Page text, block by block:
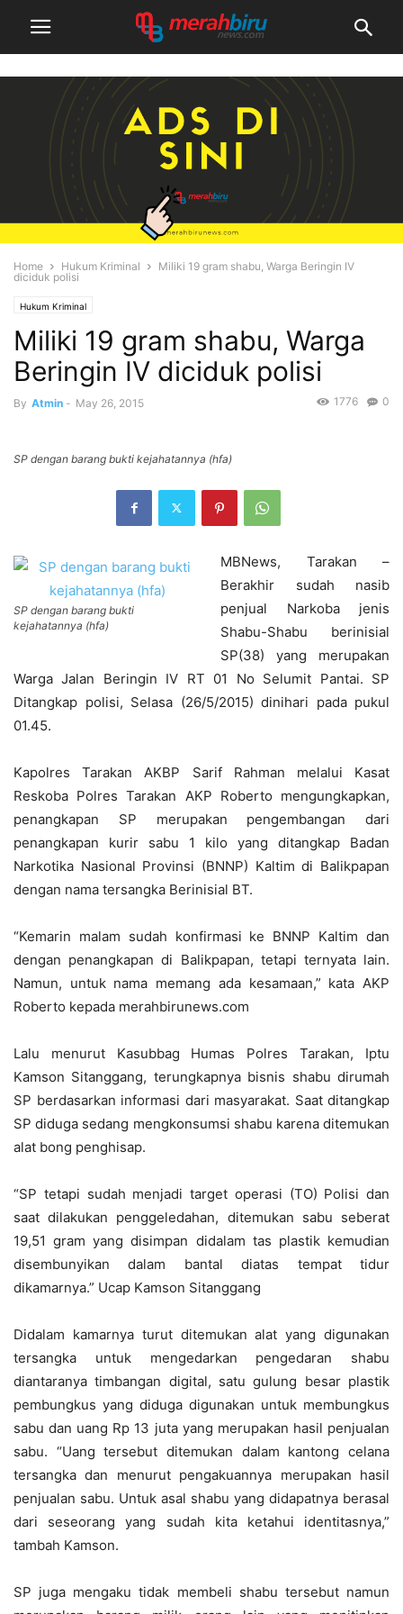
Home Hukum Kriminal
Miliki 19 gram shabu, Warga Beringin IV
diciduk polisi
Hukum Kriminal
Miliki 19 gram shabu, Warga
Beringin IV diciduk polisi
By Atmin - May 26, 2015 0
1776
SP dengan barang bukti kejahatannya (hfa)
SP dengan barang bukti
kejahatannya (hfa)
MBNews, Tarakan –
Berakhir sudah nasib
penjual Narkoba jenis
Shabu-Shabu berinisial
SP(38) yang merupakan
Warga Jalan Beringin IV RT 01 No Selumit Pantai. SP
Ditangkap polisi, Selasa (26/5/2015) dinihari pada pukul
01.45.
Kapolres Tarakan AKBP Sarif Rahman melalui Kasat
Reskoba Polres Tarakan AKP Roberto mengungkapkan,
penangkapan SP merupakan pengembangan dari
penangkapan kurir sabu 1 kilo yang ditangkap Badan
Narkotika Nasional Provinsi (BNNP) Kaltim di Balikpapan
dengan nama tersangka Berinisial BT.
“Kemarin malam sudah konfirmasi ke BNNP Kaltim dan
dengan penangkapan di Balikpapan, tetapi ternyata lain.
Namun, untuk nama memang ada kesamaan,” kata AKP
Roberto kepada merahbirunews.com
Lalu menurut Kasubbag Humas Polres Tarakan, Iptu
Kamson Sitanggang, terungkapnya bisnis shabu dirumah
SP berdasarkan informasi dari masyarakat. Saat ditangkap
SP diduga sedang mengkonsumsi shabu karena ditemukan
alat bong penghisap.
“SP tetapi sudah menjadi target operasi (TO) Polisi dan
saat dilakukan penggeledahan, ditemukan sabu seberat
19,51 gram yang disimpan didalam tas plastik kemudian
disembunyikan dalam bantal diatas tempat tidur
dikamarnya.” Ucap Kamson Sitanggang
Didalam kamarnya turut ditemukan alat yang digunakan
tersangka untuk mengedarkan pengedaran shabu
diantaranya timbangan digital, satu gulung besar plastik
pembungkus yang diduga digunakan untuk membungkus
sabu dan uang Rp 13 juta yang merupakan hasil penjualan
sabu. “Uang tersebut ditemukan dalam kantong celana
tersangka dan menurut pengakuannya merupakan hasil
penjualan sabu. Untuk asal shabu yang didapatnya berasal
dari seseorang yang sudah kita ketahui identitasnya,”
tambah Kamson.
SP juga mengaku tidak membeli shabu tersebut namun